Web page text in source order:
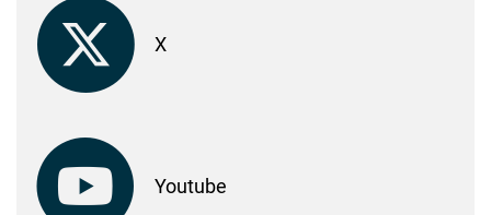
X
Youtube